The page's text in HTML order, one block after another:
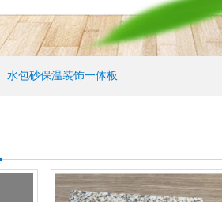
水包砂保温装饰一体板